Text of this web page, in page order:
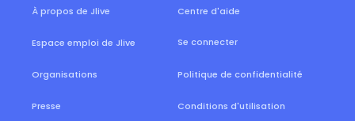
À propos de Jlive
Espace emploi de Jlive
Organisations
Presse
Centre d'aide
Se connecter
Politique de confidentialité
Conditions d'utilisation